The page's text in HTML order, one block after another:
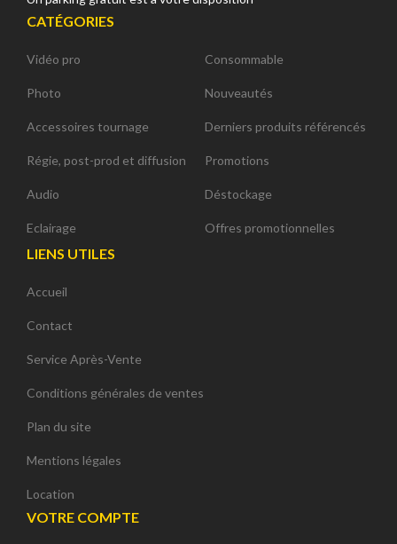
CATÉGORIES
Vidéo pro
Photo
Accessoires tournage
Régie, post-prod et diffusion
Audio
Eclairage
Consommable
Nouveautés
Derniers produits référencés
Promotions
Déstockage
Offres promotionnelles
LIENS UTILES
Accueil
Contact
Service Après-Vente
Conditions générales de ventes
Plan du site
Mentions légales
Location
VOTRE COMPTE